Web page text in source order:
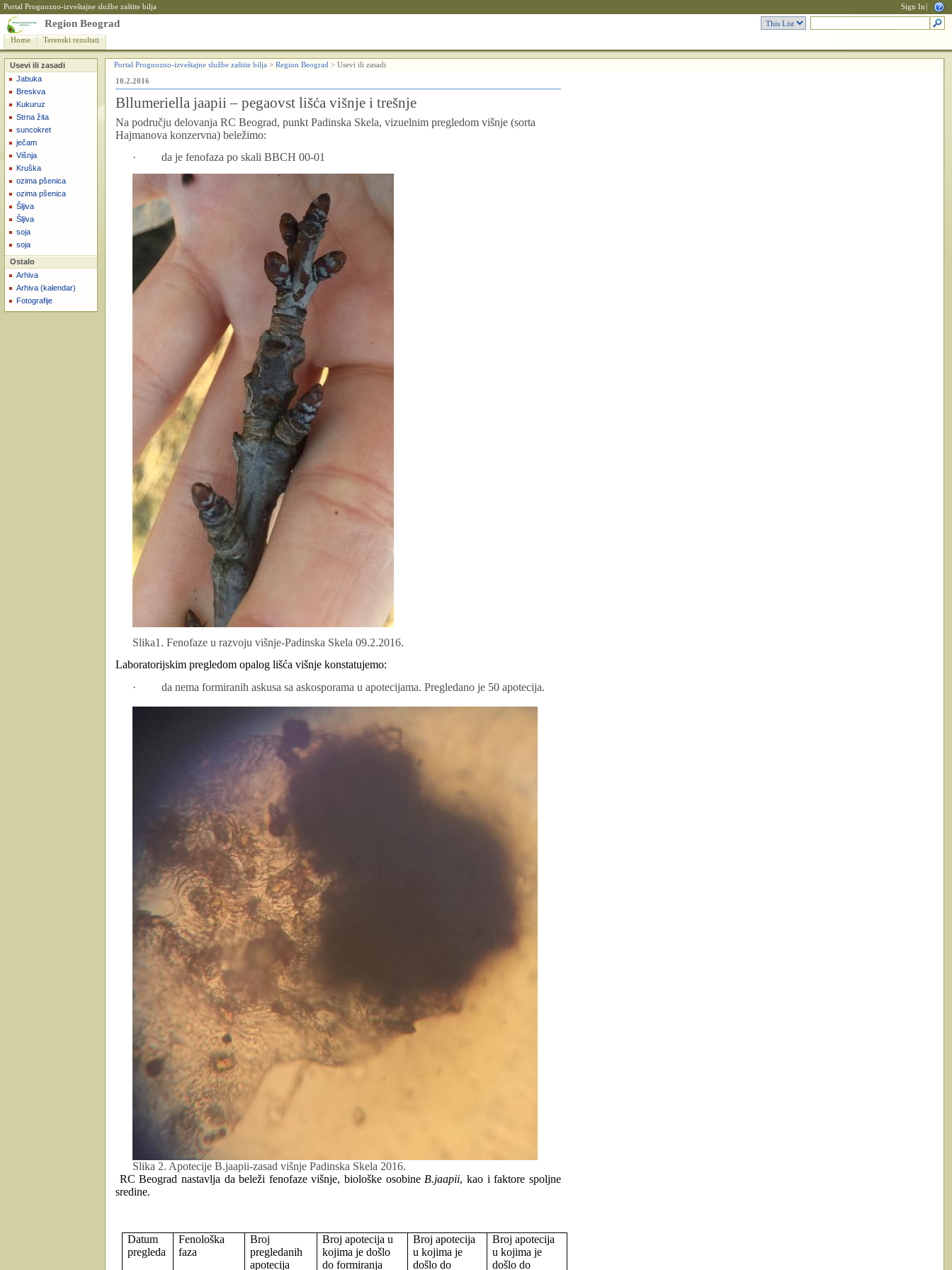
Portal Prognozno-izveštajne službe zaštite bilja Sign In
Region Beograd
Home Terenski rezultati
Usevi ili zasadi
Jabuka
Breskva
Kukuruz
Strna žita
suncokret
ječam
Višnja
Kruška
ozima pšenica
ozima pšenica
Šljiva
Šljiva
soja
soja
Ostalo
Arhiva
Arhiva (kalendar)
Fotografije
Portal Prognozno-izveštajne službe zaštite bilja > Region Beograd > Usevi ili zasadi
10.2.2016
Bllumeriella jaapii – pegaovst lišća višnje i trešnje
Na području delovanja RC Beograd, punkt Padinska Skela, vizuelnim pregledom višnje (sorta
Hajmanova konzervna) beležimo:
·
da je fenofaza po skali BBCH 00-01
Slika1. Fenofaze u razvoju višnje-Padinska Skela 09.2.2016.
Laboratorijskim pregledom opalog lišća višnje konstatujemo:
·
da nema formiranih askusa sa askosporama u apotecijama. Pregledano je 50 apotecija.
Slika 2. Apotecije B.jaapii-zasad višnje Padinska Skela 2016.
RC Beograd nastavlja da beleži fenofaze višnje, biološke osobine B.jaapii, kao i faktore spoljne
sredine.
Datum
pregleda
Fenološka
faza
Broj
pregledanih
apotecija
Broj apotecija u
kojima je došlo
do formiranja
Broj apotecija
u kojima je
došlo do
Broj apotecija
u kojima je
došlo do